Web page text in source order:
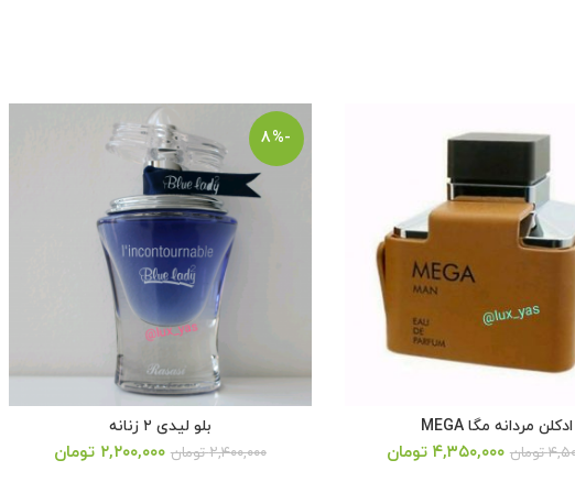
ادکلن مردانه مگا MEGA
تومان ۴,۳۵۰,۰۰۰ تومان
-8%
بلو لیدی ۲ زنانه
۲,۴۰۰,۰۰۰ تومان
قیمت
۲,۲۰۰,۰۰۰ تومانقیمت